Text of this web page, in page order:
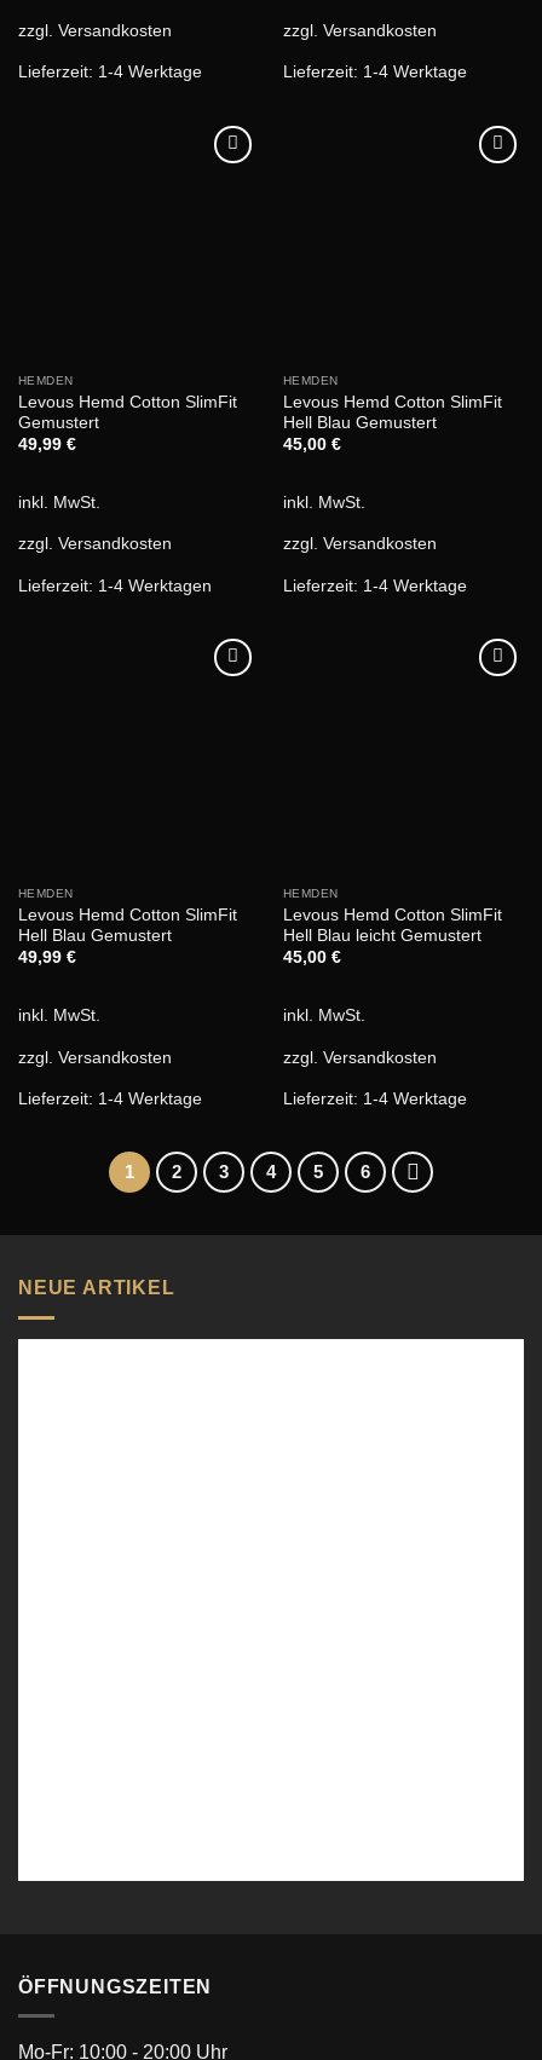
zzgl. Versandkosten
Lieferzeit: 1-4 Werktage
zzgl. Versandkosten
Lieferzeit: 1-4 Werktage
HEMDEN
Levous Hemd Cotton SlimFit
Gemustert
49,99 €
inkl. MwSt.
zzgl. Versandkosten
Lieferzeit: 1-4 Werktagen
HEMDEN
Levous Hemd Cotton SlimFit
Hell Blau Gemustert
45,00 €
inkl. MwSt.
zzgl. Versandkosten
Lieferzeit: 1-4 Werktage
HEMDEN
Levous Hemd Cotton SlimFit
Hell Blau Gemustert
49,99 €
inkl. MwSt.
zzgl. Versandkosten
Lieferzeit: 1-4 Werktage
HEMDEN
Levous Hemd Cotton SlimFit
Hell Blau leicht Gemustert
45,00 €
inkl. MwSt.
zzgl. Versandkosten
Lieferzeit: 1-4 Werktage
1 2 3 4 5 6
NEUE ARTIKEL
ÖFFNUNGSZEITEN
Mo-Fr: 10:00 - 20:00 Uhr